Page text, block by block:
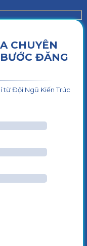
CHUYÊN
ĐĂNG
từ Đội Ngũ Kiến Trúc